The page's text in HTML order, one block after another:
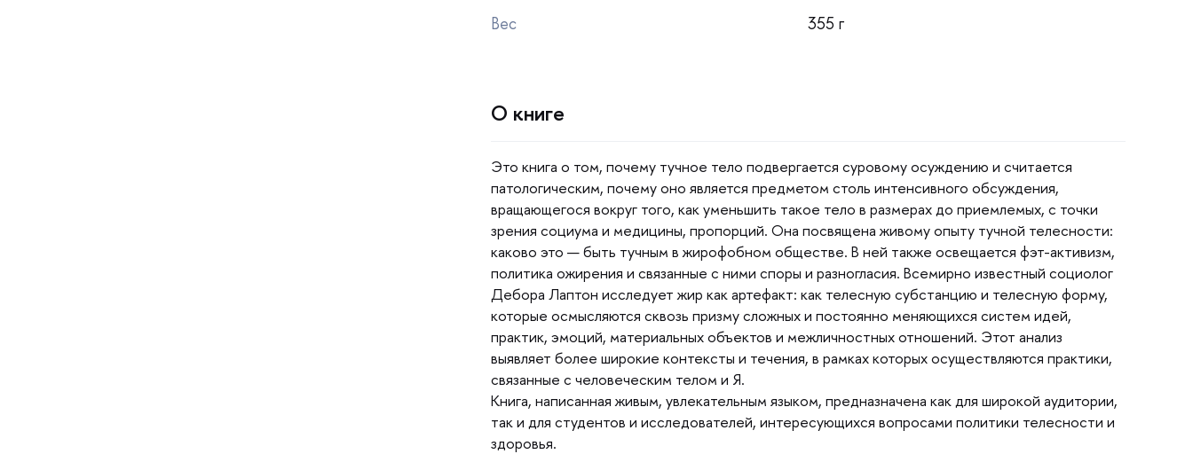
ес
355
О книге
Это книга о том, почему тучное тело подвергается суровому осуждению и считается
патологическим, почему оно является предметом столь интенсивного обсуждения,
ращающегося вокруг того, как уменьшить такое тело в размерах до приемлемых, с точки
зрения социума и медицины, пропорций. Она посвящена живому опыту тучной телесности:
каково это — быть тучным в жирофобном обществе. В ней также освещается фэт-активизм,
политика ожирения и связанные с ними споры и разногласия. Всемирно известный социоло
Дебора Лаптон исследует жир как артефакт: как телесную субстанцию и телесную форму,
которые осмысляются сквозь призму сложных и постоянно меняющихся систем идей,
практик, эмоций, материальных объектов и межличностных отношений. Этот анализ
ыявляет более широкие контексты и течения, в рамках которых осуществляются практики,
связанные с человеческим телом и Я.
Книга, написанная живым, увлекательным языком, предназначена как для широкой аудитории,
так и для студентов и исследователей, интересующихся вопросами политики телесности и
здоровья.